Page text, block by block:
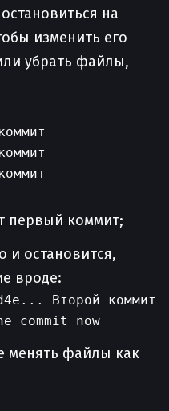
на
изменить его
убрать файлы,
первый коммит;
и остановится,
вроде:
Второй коммит
менять файлы как